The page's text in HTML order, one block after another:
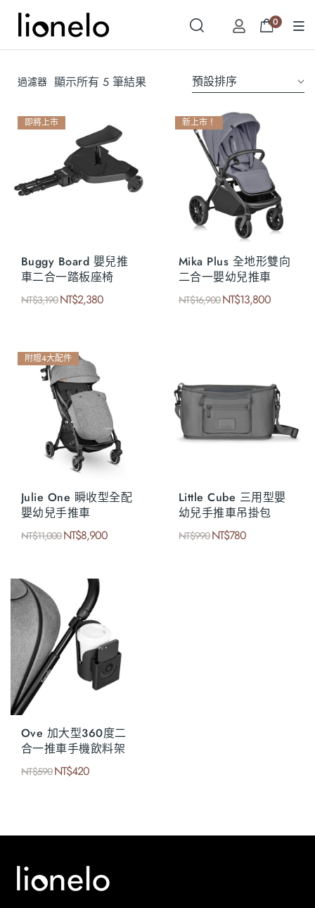
0
過濾器 顯示所有 5 筆結果 預設排序
即將上市
Buggy Board 嬰兒推
車二合一踏板座椅
NT$3,190 NT$2,380
新上市！
Mika Plus 全地形雙向
二合一嬰幼兒推車
NT$16,900 NT$13,800
附贈4大配件
Julie One 瞬收型全配
嬰幼兒手推車
NT$11,000 NT$8,900
Little Cube 三用型嬰
幼兒手推車吊掛包
NT$990 NT$780
Ove 加大型360度二
合一推車手機飲料架
NT$590 NT$420